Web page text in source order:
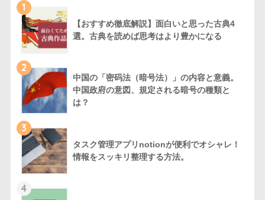
1
【おすすめ徹底解説】面白いと思った古典4
選。古典を読めば思考はより豊かになる
2
中国の「密码法（暗号法）」の内容と意義。
中国政府の意図、規定される暗号の種類と
は？
3
タスク管理アプリnotionが便利でオシャレ！
情報をスッキリ整理する方法。
4